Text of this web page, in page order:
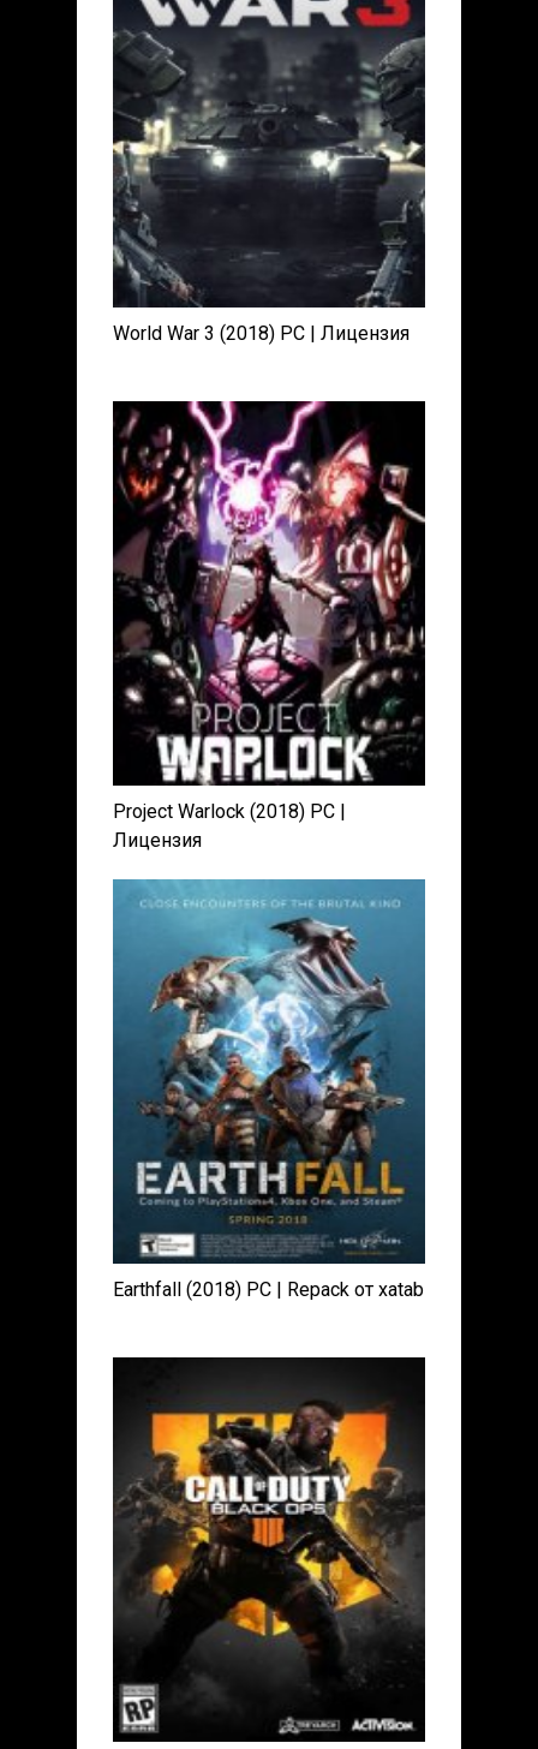
World War 3 (2018) PC | Лицензия
Project Warlock (2018) PC |
Лицензия
Earthfall (2018) PC | Repack от xatab